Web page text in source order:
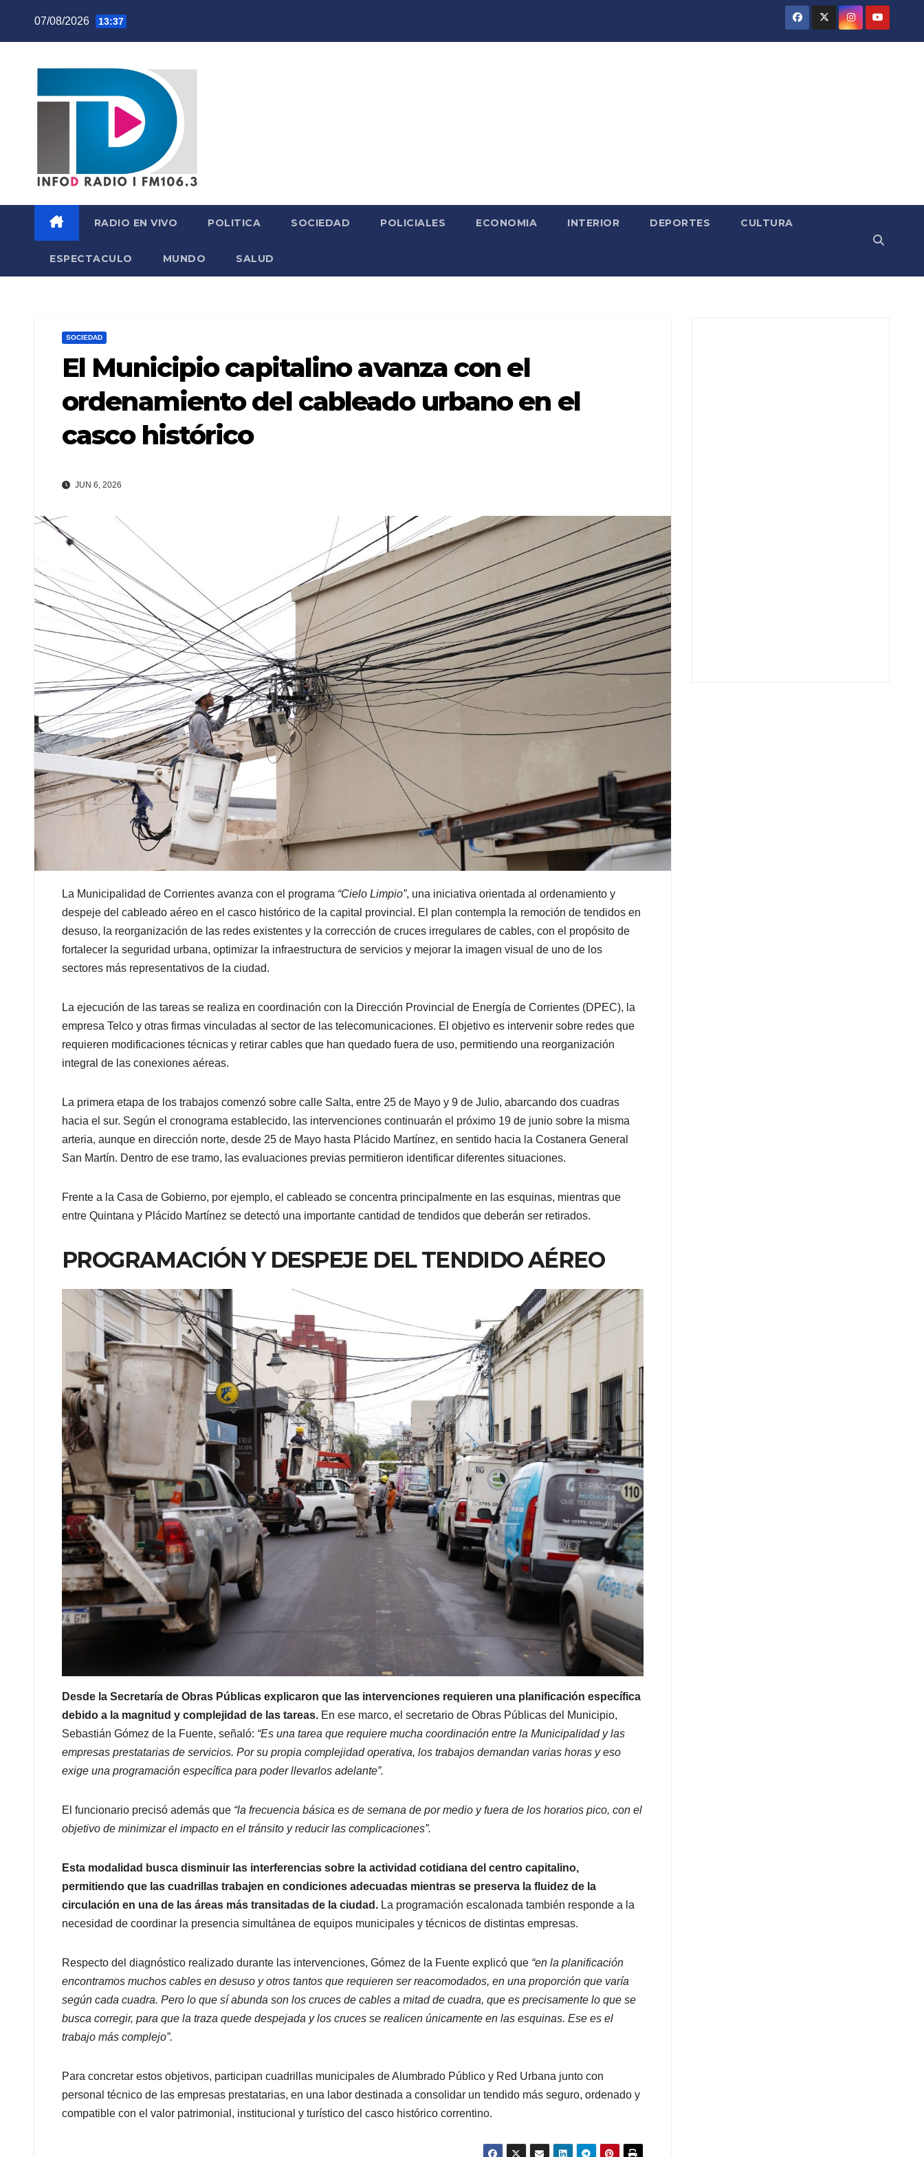
07/08/2026 13:37
RADIO EN VIVO POLITICA SOCIEDAD POLICIALES ECONOMIA INTERIOR DEPORTES CULTURA
ESPECTACULO MUNDO SALUD
SOCIEDAD
El Municipio capitalino avanza con el
ordenamiento del cableado urbano en el
casco histórico
JUN 6, 2026
La Municipalidad de Corrientes avanza con el programa “Cielo Limpio”, una iniciativa orientada al ordenamiento y
despeje del cableado aéreo en el casco histórico de la capital provincial. El plan contempla la remoción de tendidos en
desuso, la reorganización de las redes existentes y la corrección de cruces irregulares de cables, con el propósito de
fortalecer la seguridad urbana, optimizar la infraestructura de servicios y mejorar la imagen visual de uno de los
sectores más representativos de la ciudad.
La ejecución de las tareas se realiza en coordinación con la Dirección Provincial de Energía de Corrientes (DPEC), la
empresa Telco y otras firmas vinculadas al sector de las telecomunicaciones. El objetivo es intervenir sobre redes que
requieren modificaciones técnicas y retirar cables que han quedado fuera de uso, permitiendo una reorganización
integral de las conexiones aéreas.
La primera etapa de los trabajos comenzó sobre calle Salta, entre 25 de Mayo y 9 de Julio, abarcando dos cuadras
hacia el sur. Según el cronograma establecido, las intervenciones continuarán el próximo 19 de junio sobre la misma
arteria, aunque en dirección norte, desde 25 de Mayo hasta Plácido Martínez, en sentido hacia la Costanera General
San Martín. Dentro de ese tramo, las evaluaciones previas permitieron identificar diferentes situaciones.
Frente a la Casa de Gobierno, por ejemplo, el cableado se concentra principalmente en las esquinas, mientras que
entre Quintana y Plácido Martínez se detectó una importante cantidad de tendidos que deberán ser retirados.
PROGRAMACIÓN Y DESPEJE DEL TENDIDO AÉREO
Desde la Secretaría de Obras Públicas explicaron que las intervenciones requieren una planificación específica
debido a la magnitud y complejidad de las tareas. En ese marco, el secretario de Obras Públicas del Municipio,
Sebastián Gómez de la Fuente, señaló: “Es una tarea que requiere mucha coordinación entre la Municipalidad y las
empresas prestatarias de servicios. Por su propia complejidad operativa, los trabajos demandan varias horas y eso
exige una programación específica para poder llevarlos adelante”.
El funcionario precisó además que “la frecuencia básica es de semana de por medio y fuera de los horarios pico, con el
objetivo de minimizar el impacto en el tránsito y reducir las complicaciones”.
Esta modalidad busca disminuir las interferencias sobre la actividad cotidiana del centro capitalino,
permitiendo que las cuadrillas trabajen en condiciones adecuadas mientras se preserva la fluidez de la
circulación en una de las áreas más transitadas de la ciudad. La programación escalonada también responde a la
necesidad de coordinar la presencia simultánea de equipos municipales y técnicos de distintas empresas.
Respecto del diagnóstico realizado durante las intervenciones, Gómez de la Fuente explicó que “en la planificación
encontramos muchos cables en desuso y otros tantos que requieren ser reacomodados, en una proporción que varía
según cada cuadra. Pero lo que sí abunda son los cruces de cables a mitad de cuadra, que es precisamente lo que se
busca corregir, para que la traza quede despejada y los cruces se realicen únicamente en las esquinas. Ese es el
trabajo más complejo”.
Para concretar estos objetivos, participan cuadrillas municipales de Alumbrado Público y Red Urbana junto con
personal técnico de las empresas prestatarias, en una labor destinada a consolidar un tendido más seguro, ordenado y
compatible con el valor patrimonial, institucional y turístico del casco histórico correntino.